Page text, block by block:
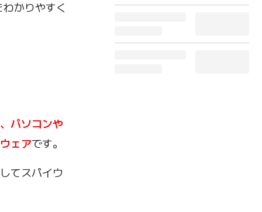
かりやすく
パソコンや
ェアです。
てスパイウ